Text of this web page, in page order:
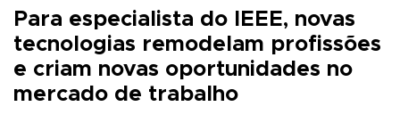
Para especialista do IEEE, novas
tecnologias remodelam profissões
e criam novas oportunidades no
mercado de trabalho